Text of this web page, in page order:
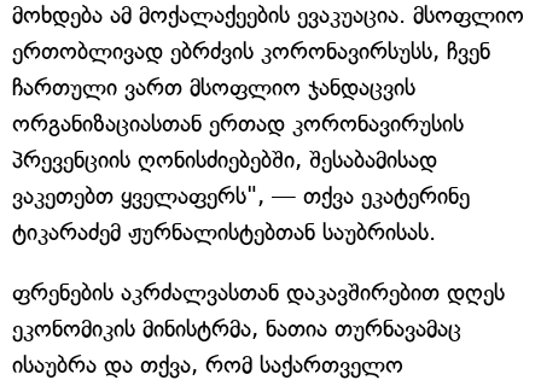
მოხდება ამ მოქალაქეების ევაკუაცია. მსოფლიო
ერთობლივად ებრძვის კორონავირსუსს, ჩვენ
ჩართული ვართ მსოფლიო ჯანდაცვის
ორგანიზაციასთან ერთად კორონავირუსის
პრევენციის ღონისძიებებში, შესაბამისად
ვაკეთებთ ყველაფერს", — თქვა ეკატერინე
ტიკარაძემ ჟურნალისტებთან საუბრისას.
ფრენების აკრძალვასთან დაკავშირებით დღეს
ეკონომიკის მინისტრმა, ნათია თურნავამაც
ისაუბრა და თქვა, რომ საქართველო